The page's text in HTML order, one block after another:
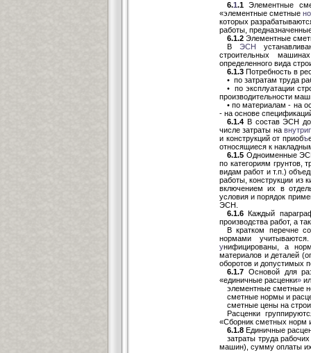
6.1.1 Элементные
«элементные сметные
которых
работы,
6.1.2 Элементные
В ЭСН
строительных
определенного вида
6.1.3 Потребность в
• по затратам труда
• по эксплуатации
производительности
• по материалам - на
- на основе
6.1.4 В состав ЭСН
числе затраты на
и конструкций от приобъ
относящиеся к
6.1.5 Одноименные
по категориям грунтов,
видам работ и т.п.)
работы, конструкции из
включением их в
условия и порядок
ЭСН.
6.1.6 Каждый
производства работ, а
В кратком перечне
нормами
унифицированы, а
материалов и деталей
оборотов и допустимых
6.1.7 Основой для
«единичные расценки»
элементные сметные
сметные нормы и
сметные цены на
Расценки
«Сборник сметных норм
6.1.8 Единичные
затраты труда
машин), сумму оплаты их